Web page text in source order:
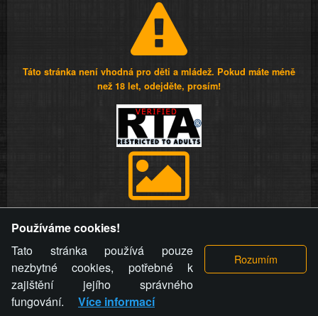
Táto stránka není vhodná pro děti a mládež. Pokud máte méně
než 18 let, odejděte, prosím!
videa a komentáře. Osoba, které se toto opatření provozovatele
stránky týče, ani osoba, která umístila fotografii nebo video na
stránku, nemůže z důvodu odstranění fotografie, videa nebo
komentáře pro výše uvedenou okolnost uplatnit vůči
provozovateli stránky žádný nárok na náhradu škody nebo
nemajetkové újmy.
Používáme cookies!
Tato stránka používá pouze
nezbytné cookies, potřebné k
zajištění jejího správného
fungování.
Více informací